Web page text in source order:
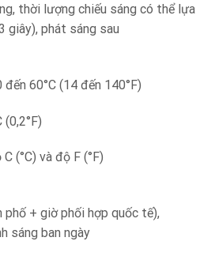
thời lượng chiếu sáng có thể lựa
giây), phát sáng sau
60°C (14 đến 140°F)
(0,2°F)
(°C) và độ F (°F)
phố + giờ phối hợp quốc tế),
sáng ban ngày